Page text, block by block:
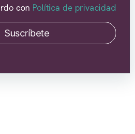
con Política de privacidad
Suscríbete